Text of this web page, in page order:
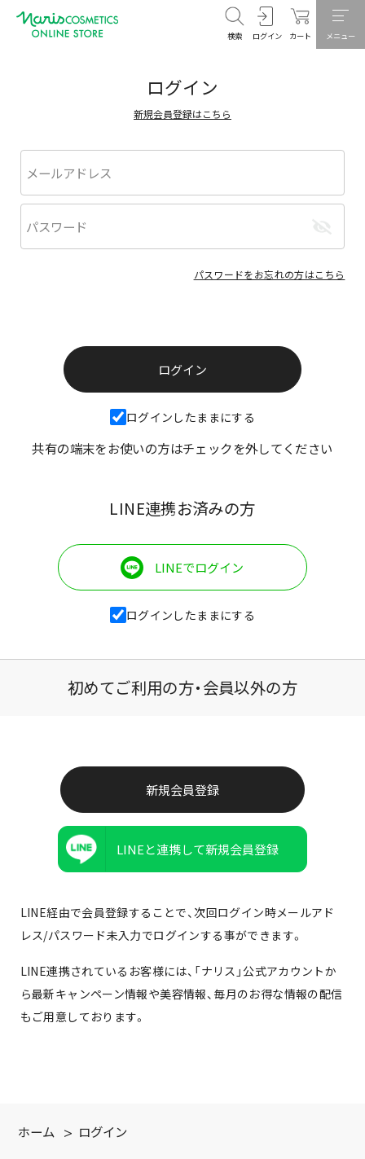
検索 ログイン カート メニュー
ログイン
新規会員登録はこちら
パスワードをお忘れの方はこちら
ログインしたままにする
共有の端末をお使いの方はチェックを外してください
LINE連携お済みの方
LINEでログイン
ログインしたままにする
初めてご利用の方・会員以外の方
LINEと連携して新規会員登録
LINE経由で会員登録することで、次回ログイン時メールアド
レス/パスワード未入力でログインする事ができます。
LINE連携されているお客様には、「ナリス」公式アカウントか
ら最新キャンペーン情報や美容情報、毎月のお得な情報の配信
もご用意しております。
ホーム > ログイン